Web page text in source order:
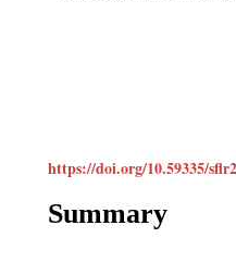
https://doi.org/10.59335/
Summary